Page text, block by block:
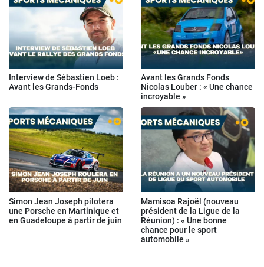
Interview de Sébastien Loeb :
Avant les Grands-Fonds
Avant les Grands Fonds
Nicolas Louber : « Une chance
incroyable »
Simon Jean Joseph pilotera
une Porsche en Martinique et
en Guadeloupe à partir de juin
Mamisoa Rajoël (nouveau
président de la Ligue de la
Réunion) : « Une bonne
chance pour le sport
automobile »